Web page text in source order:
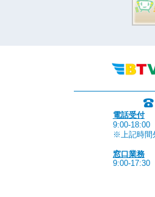
電話受付
9:00-18:00
※上記時間
窓口業務
9:00-17:30